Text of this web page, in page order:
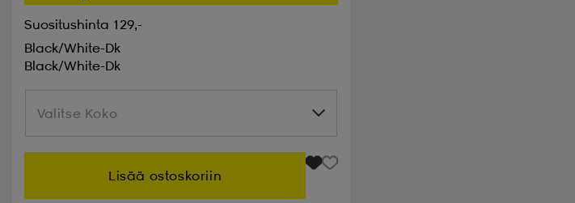
Suositushinta 129,-
Black/white-Dk
Black/white-Dk
Valitse Koko
Valitse Koko
Lisää ostoskoriin